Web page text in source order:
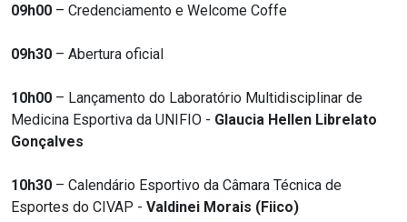
09h00 – Credenciamento e Welcome Coffe
09h30 – Abertura oficial
10h00 – Lançamento do Laboratório Multidisciplinar de
Medicina Esportiva da UNIFIO - Glaucia Hellen Librelato
Gonçalves
10h30 – Calendário Esportivo da Câmara Técnica de
Esportes do CIVAP - Valdinei Morais (Fiico)